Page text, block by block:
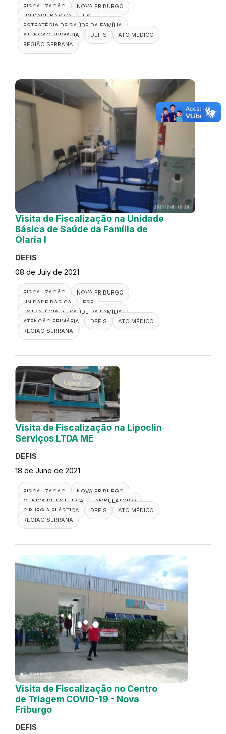
FISCALIZAÇÃO
NOVA FRIBURGO
UNIDADE BÁSICA
ESF
ESTRATÉGIA DE SAÚDE DA FAMÍLIA
ATENÇÃO PRIMÁRIA
DEFIS
ATO MÉDICO
REGIÃO SERRANA
Visita de Fiscalização na Unidade
Básica de Saúde da Família de
Olaria I
DEFIS
08 de July de 2021
FISCALIZAÇÃO
NOVA FRIBURGO
UNIDADE BÁSICA
ESF
ESTRATÉGIA DE SAÚDE DA FAMÍLIA
ATENÇÃO PRIMÁRIA
DEFIS
ATO MÉDICO
REGIÃO SERRANA
Visita de Fiscalização na Lipoclin
Serviços LTDA ME
DEFIS
18 de June de 2021
FISCALIZAÇÃO
NOVA FRIBURGO
CLÍNICA DE ESTÉTICA
AMBULATÓRIO
CIRURGIA PLÁSTICA
DEFIS
ATO MÉDICO
REGIÃO SERRANA
Visita de Fiscalização no Centro
de Triagem COVID-19 - Nova
Friburgo
DEFIS